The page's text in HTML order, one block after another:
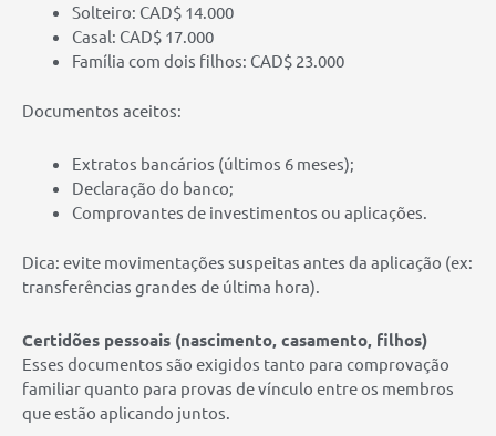
Solteiro: CAD$ 14.000
Casal: CAD$ 17.000
Família com dois filhos: CAD$ 23.000
Documentos aceitos:
Extratos bancários (últimos 6 meses);
Declaração do banco;
Comprovantes de investimentos ou aplicações.
Dica: evite movimentações suspeitas antes da aplicação (ex:
transferências grandes de última hora).
Certidões pessoais (nascimento, casamento, filhos)
Esses documentos são exigidos tanto para comprovação
familiar quanto para provas de vínculo entre os membros
que estão aplicando juntos.